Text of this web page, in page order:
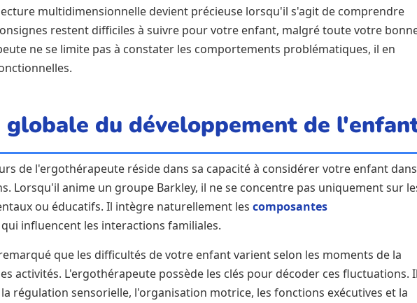
multidimensionnelle devient précieuse lorsqu'il s'agit de comprendre
restent difficiles à suivre pour votre enfant, malgré toute votre
ne se limite pas à constater les comportements problématiques, il en
globale du développement de
de l'ergothérapeute réside dans sa capacité à considérer votre enfant dans
Lorsqu'il anime un groupe Barkley, il ne se concentre pas uniquement sur
ou éducatifs. Il intègre naturellement les composantes
qui influencent les interactions familiales.
que les difficultés de votre enfant varient selon les moments de la
activités. L'ergothérapeute possède les clés pour décoder ces fluctuations.
régulation sensorielle, l'organisation motrice, les fonctions exécutives et la